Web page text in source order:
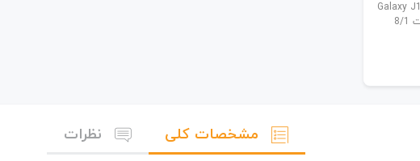
گوشی موبایل سامسونگ مدل Galaxy J1
mini prime دو سیم‌کارت ظرفیت 8/1
مشخصات کلی نظرات